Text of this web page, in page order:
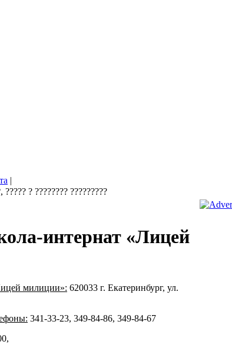
|
интернат «Лицей
милиции»: 620033 г. Екатеринбург, ул.
341-33-23, 349-84-86, 349-84-67